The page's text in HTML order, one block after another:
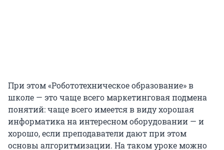
При этом «Робототехническое образование» в
школе — это чаще всего маркетинговая подмена
понятий: чаще всего имеется в виду хорошая
информатика на интересном оборудовании — и
хорошо, если преподаватели дают при этом
основы алгоритмизации. На таком уроке можно